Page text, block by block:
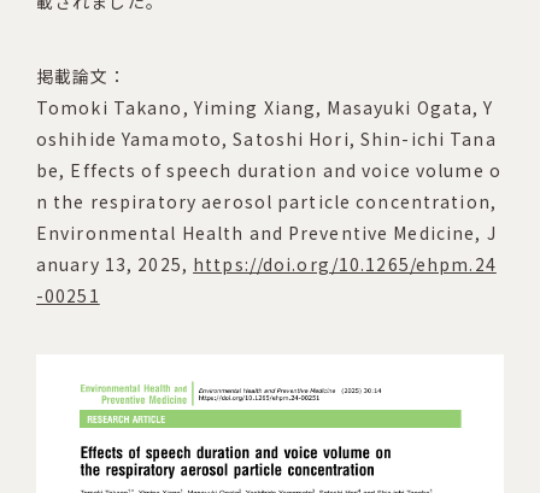
掲載論文：
Tomoki Takano, Yiming Xiang, Masayuki Ogata, Y
oshihide Yamamoto, Satoshi Hori, Shin-ichi Tana
be, Effects of speech duration and voice volume o
n the respiratory aerosol particle concentration,
Environmental Health and Preventive Medicine, J
anuary 13, 2025, https://doi.org/10.1265/ehpm.24
-00251